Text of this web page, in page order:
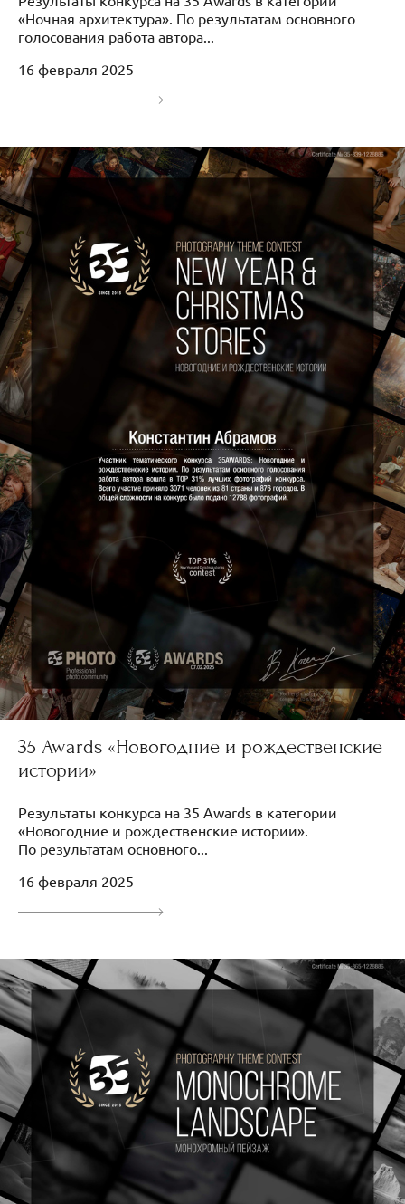
«Ночная архитектура». По результатам основного
голосования работа автора...
16 февраля 2025
35 Awards «Новогодние и рождественские
истории»
Результаты конкурса на 35 Awards в категории
«Новогодние и рождественские истории».
По результатам основного...
16 февраля 2025